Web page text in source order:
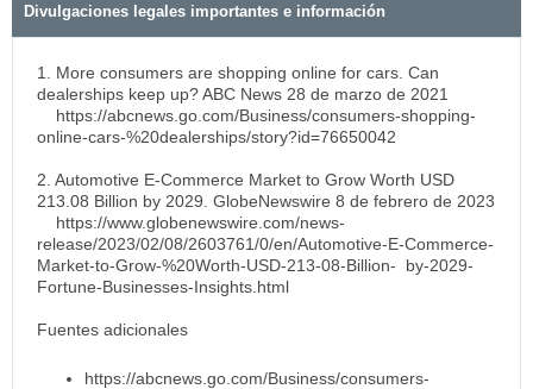
Divulgaciones legales importantes e información
1. More consumers are shopping online for cars. Can
dealerships keep up? ABC News 28 de marzo de 2021
https://abcnews.go.com/Business/consumers-shopping-
online-cars-%20dealerships/story?id=76650042
2. Automotive E-Commerce Market to Grow Worth USD
213.08 Billion by 2029. GlobeNewswire 8 de febrero de 2023
https://www.globenewswire.com/news-
release/2023/02/08/2603761/0/en/Automotive-E-Commerce-
Market-to-Grow-%20Worth-USD-213-08-Billion- by-2029-
Fortune-Businesses-Insights.html
Fuentes adicionales
https://abcnews.go.com/Business/consumers-